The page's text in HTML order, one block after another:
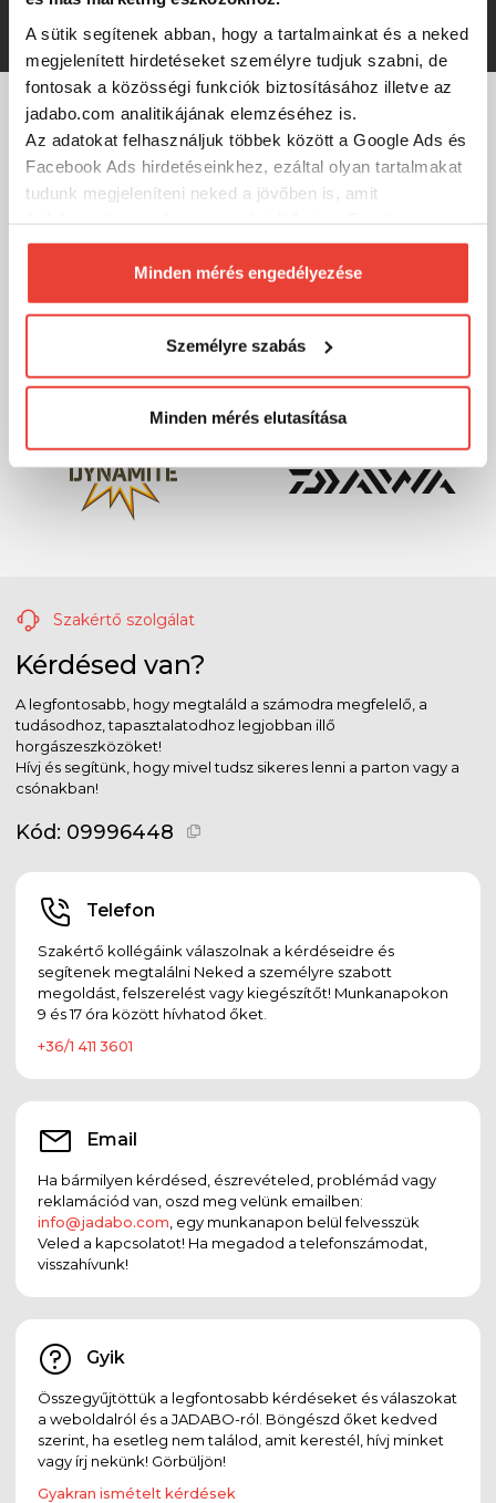
A sütik segítenek abban, hogy a tartalmainkat és a neked
megjelenített hirdetéseket személyre tudjuk szabni, de
fontosak a közösségi funkciók biztosításához illetve az
jadabo.com analitikájának elemzéséhez is.
Az adatokat felhasználjuk többek között a Google Ads és
Facebook Ads hirdetéseinkhez, ezáltal olyan tartalmakat
tudunk megjeleníteni neked a jövőben is, amit
biztosításához arra kérünk, hogy engedd meg
számunkra minden mérés használatát.
Természetesensoha semmilyen formában nem fogunk
megváltoztathatod a döntésed ezzel kapcsolatban.
Előre is köszönjük!
Minden mérés engedélyezése
Személyre szabás
Minden mérés elutasítása
MÁRKÁINK
Szakértő szolgálat
Kérdésed van?
A legfontosabb, hogy megtaláld a számodra megfelelő, a
tudásodhoz, tapasztalatodhoz legjobban illő
horgászeszközöket!
Hívj és segítünk, hogy mivel tudsz sikeres lenni a parton vagy a
csónakban!
Kód: 09996448
Telefon
Szakértő kollégáink válaszolnak a kérdéseidre és
segítenek megtalálni Neked a személyre szabott
megoldást, felszerelést vagy kiegészítőt! Munkanapokon
9 és 17 óra között hívhatod őket.
+36/1 411 3601
Email
Ha bármilyen kérdésed, észrevételed, problémád vagy
reklamációd van, oszd meg velünk emailben:
info@jadabo.com , egy munkanapon belül felvesszük
Veled a kapcsolatot! Ha megadod a telefonszámodat,
visszahívunk!
Gyik
Összegyűjtöttük a legfontosabb kérdéseket és válaszokat
a weboldalról és a JADABO-ról. Böngészd őket kedved
szerint, ha esetleg nem találod, amit kerestél, hívj minket
vagy írj nekünk! Görbüljön!
Gyakran ismételt kérdések